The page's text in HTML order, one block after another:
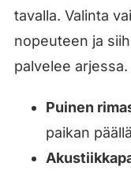
tavalla. Valinta
nopeuteen ja
palvelee arjessa.
Puinen
paikan päällä